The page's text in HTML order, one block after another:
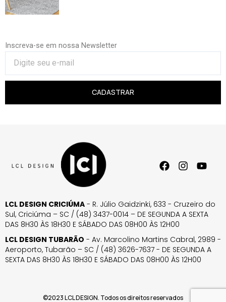
Inscreva-se em nossa Newsletter
CADASTRAR
LCL DESIGN CRICIÚMA - R. Júlio Gaidzinki, 633 - Cruzeiro do
Sul, Criciúma – SC / (48) 3437-0014 – DE SEGUNDA A SEXTA
DAS 8H30 ÀS 18H30 E SÁBADO DAS 08H00 ÀS 12H00
LCL DESIGN TUBARÃO - Av. Marcolino Martins Cabral, 2989 -
Aeroporto, Tubarão – SC / (48) 3626-7637 - DE SEGUNDA A
SEXTA DAS 8H30 ÀS 18H30 E SÁBADO DAS 08H00 ÀS 12H00
©2023 LCL DESIGN. Todos os direitos reservados